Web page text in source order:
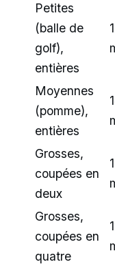
Petites
(balle de
golf),
entières
Moyennes
(pomme),
entières
Grosses,
coupées en
deux
Grosses,
coupées en
quatre